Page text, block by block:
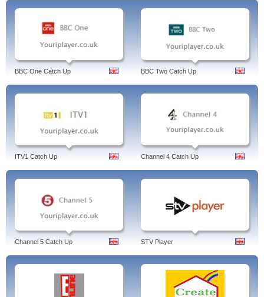
BBC One Catch Up BBC Two Catch Up
ITV1 Catch Up Channel 4 Catch Up
Channel 5 Catch Up STV Player